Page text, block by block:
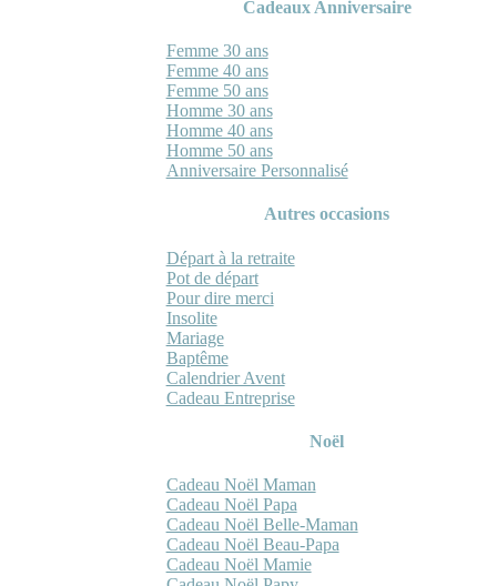
Cadeaux Anniversaire
Femme 30 ans
Femme 40 ans
Femme 50 ans
Homme 30 ans
Homme 40 ans
Homme 50 ans
Anniversaire Personnalisé
Autres occasions
Départ à la retraite
Pot de départ
Pour dire merci
Insolite
Mariage
Baptême
Calendrier Avent
Cadeau Entreprise
Noël
Cadeau Noël Maman
Cadeau Noël Papa
Cadeau Noël Belle-Maman
Cadeau Noël Beau-Papa
Cadeau Noël Mamie